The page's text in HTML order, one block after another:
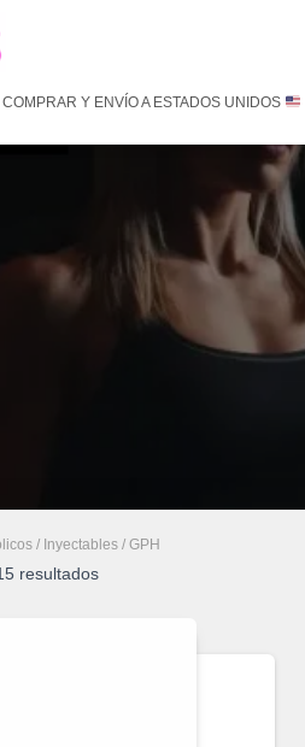
Y ENVÍO A ESTADOS UNIDOS
/ Inyectables / GPH
resultados